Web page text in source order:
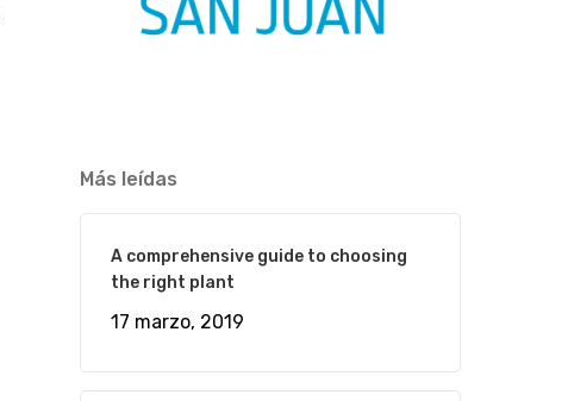
Más leídas
A comprehensive guide to choosing
the right plant
17 marzo, 2019